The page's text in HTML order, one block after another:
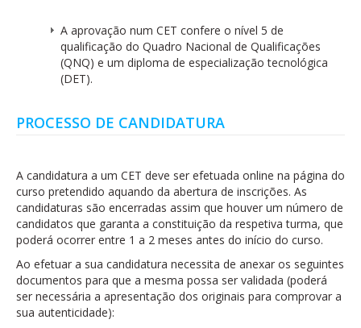
A aprovação num CET confere o nível 5 de
qualificação do Quadro Nacional de Qualificações
(QNQ) e um diploma de especialização tecnológica
(DET).
PROCESSO DE CANDIDATURA
A candidatura a um CET deve ser efetuada online na página do
curso pretendido aquando da abertura de inscrições. As
candidaturas são encerradas assim que houver um número de
candidatos que garanta a constituição da respetiva turma, que
poderá ocorrer entre 1 a 2 meses antes do início do curso.
Ao efetuar a sua candidatura necessita de anexar os seguintes
documentos para que a mesma possa ser validada (poderá
ser necessária a apresentação dos originais para comprovar a
sua autenticidade):